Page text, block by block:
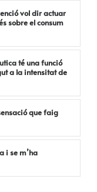
vol dir actuar
sobre el consum
té una funció
a la intensitat de
que faig
i se m’ha